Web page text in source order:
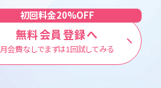
初回料金20%OFF
無料会員登録へ
月会費なしでまずは1回試してみる